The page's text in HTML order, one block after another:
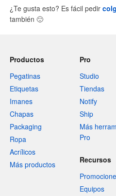
¿Te gusta esto? Es fácil pedir
también 🙂
Productos
Pegatinas
Etiquetas
Imanes
Chapas
Packaging
Ropa
Acrílicos
Más productos
Pro
Studio
Tiendas
Notify
Ship
Más
Pro
Recursos
Equipos